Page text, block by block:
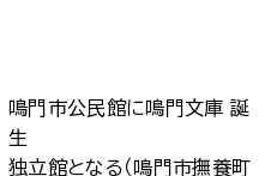
鳴門市公民館に鳴門文庫 誕
生
独立館となる（鳴門市撫養町